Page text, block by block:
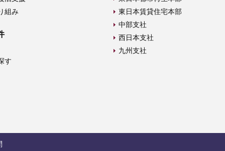
組み
す
東日本賃貸住宅本部
中部支社
西日本支社
九州支社